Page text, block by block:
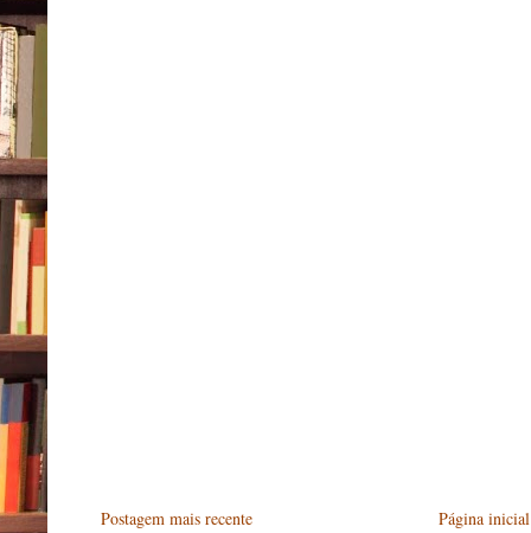
Postagem mais recente Página inicial